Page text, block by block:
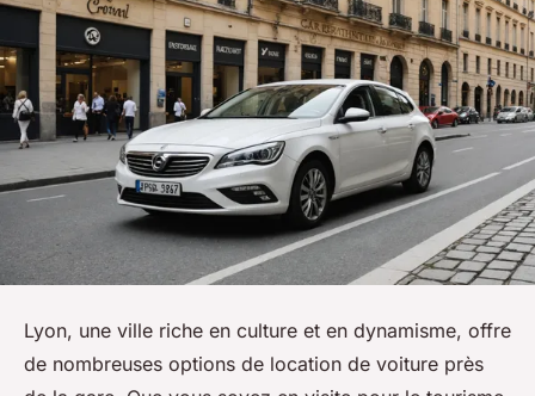
Lyon, une ville riche en culture et en dynamisme, offre
de nombreuses options de location de voiture près